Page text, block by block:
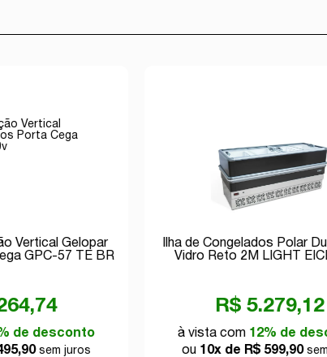
Vertical Gelopar
GPC-57 TE BR
de desconto
sem juros
Ilha de Congelados Polar
Vidro Reto 2M LIGHT
R$ 5.279,12
à vista com 12% de
ou 10x de R$ 599,90